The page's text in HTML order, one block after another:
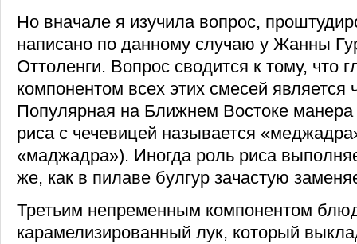
Но вначале я изучила вопрос,
написано по данному случаю у Жанны
Оттоленги. Вопрос сводится к тому, что
компонентом всех этих смесей является
Популярная на Ближнем Востоке манера
риса с чечевицей называется
«маджадра»). Иногда роль риса
же, как в пилаве булгур зачастую
Третьим непременным компонентом
карамелизированный лук, который